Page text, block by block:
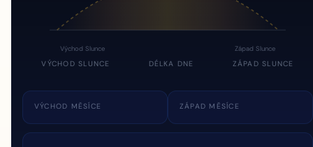
Východ Slunce Západ Slunce
VÝCHOD SLUNCE DÉLKA DNE ZÁPAD SLUNCE
VÝCHOD MĚSÍCE ZÁPAD MĚSÍCE